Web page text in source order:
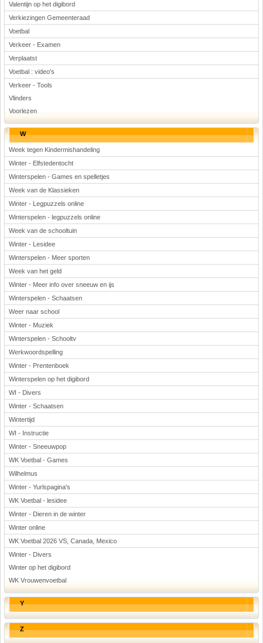
Valentijn op het digibord
Verkiezingen Gemeenteraad
Voetbal
Verkeer - Examen
Verplaatst
Voetbal : video's
Verkeer - Tools
Vlinders
Voorlezen
W
Week tegen Kindermishandeling
Winter - Elfstedentocht
Winterspelen - Games en spelletjes
Week van de Klassieken
Winter - Legpuzzels online
Winterspelen - legpuzzels online
Week van de schooltuin
Winter - Lesidee
Winterspelen - Meer sporten
Week van het geld
Winter - Meer info over sneeuw en ijs
Winterspelen - Schaatsen
Weer naar school
Winter - Muziek
Winterspelen - Schooltv
Werkwoordspelling
Winter - Prentenboek
Winterspelen op het digibord
WI - Divers
Winter - Schaatsen
Wintertijd
WI - Instructie
Winter - Sneeuwpop
WK Voetbal - Games
Wilhelmus
Winter - Yurlspagina's
WK Voetbal - lesidee
Winter - Dieren in de winter
Winter online
WK Voetbal 2026 VS, Canada, Mexico
Winter - Divers
Winter op het digibord
WK Vrouwenvoetbal
Y
Z